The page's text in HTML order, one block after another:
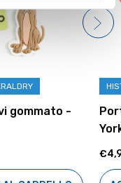
HISTORY&HERALDRY
Portachiavi